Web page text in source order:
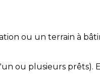
ou un terrain à
ou plusieurs prêts).